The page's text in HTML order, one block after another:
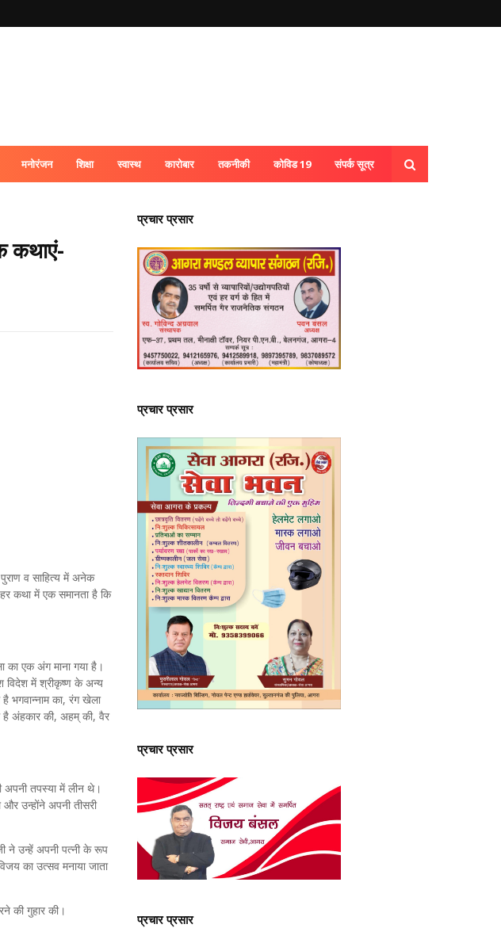
मनोरंजन शिक्षा स्वास्थ कारोबार तकनीकी कोविड 19 संपर्क सूत्र
कथाएं-
व साहित्य में अनेक
कथा में एक समानता है कि
का एक अंग माना गया है।
विदेश में श्रीकृष्ण के अन्य
भगवान्नाम का, रंग खेला
है अंहकार की, अहम् की, वैर
अपनी तपस्या में लीन थे।
उन्होंने अपनी तीसरी
ने उन्हें अपनी पत्नी के रूप
का उत्सव मनाया जाता
की गुहार की।
प्रचार प्रसार
प्रचार प्रसार
प्रचार प्रसार
प्रचार प्रसार